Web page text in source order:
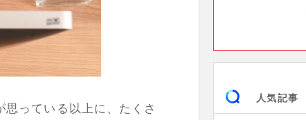
っている以上に、たくさ
人気記事